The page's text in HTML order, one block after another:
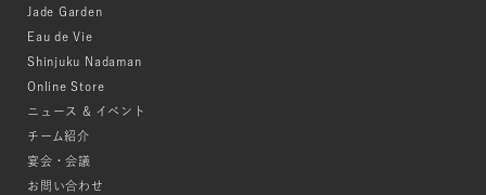
Jade Garden
Eau de Vie
Shinjuku Nadaman
Online Store
ニュース & イベント
チーム紹介
宴会・会議
お問い合わせ